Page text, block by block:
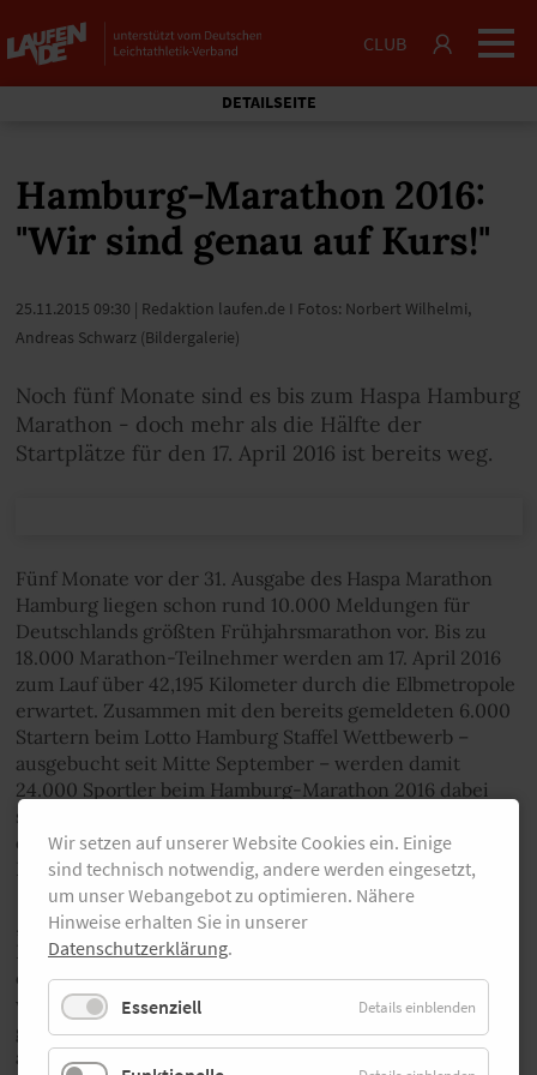
CLUB
DETAILSEITE
Hamburg-Marathon 2016:
"Wir sind genau auf Kurs!"
25.11.2015 09:30 | Redaktion laufen.de I Fotos: Norbert Wilhelmi,
Andreas Schwarz (Bildergalerie)
Noch fünf Monate sind es bis zum Haspa Hamburg
Marathon - doch mehr als die Hälfte der
Startplätze für den 17. April 2016 ist bereits weg.
Fünf Monate vor der 31. Ausgabe des Haspa Marathon
Hamburg liegen schon rund 10.000 Meldungen für
Deutschlands größten Frühjahrsmarathon vor. Bis zu
18.000 Marathon-Teilnehmer werden am 17. April 2016
zum Lauf über 42,195 Kilometer durch die Elbmetropole
erwartet. Zusammen mit den bereits gemeldeten 6.000
Startern beim Lotto Hamburg Staffel Wettbewerb –
ausgebucht seit Mitte September – werden damit
24.000 Sportler beim Hamburg-Marathon 2016 dabei
sein. In der aktuellen Preisstufe kostet der Startplatz für
den Marathonwettbewerb derzeit bis einschließlich 17.
Dezember 2015 75 Euro.
„Wir liegen genau auf Kurs und sehen dies auch als
Bestätigung der Neuerungen, die wir für das Jubiläum
erfolgreich umgesetzt hatten und für 2016 beibehalten
werden, beispielsweise die Dualstartlogistik oder die
großzügige Nutzung des B-Komplexes der Messehallen
als Versorgungsbereich. Hinzu werden wir entlang der
Wir setzen auf unserer Website Cookies ein. Einige
sind technisch notwendig, andere werden eingesetzt,
um unser Webangebot zu optimieren. Nähere
Hinweise erhalten Sie in unserer
Datenschutzerklärung.
Essenziell Details einblenden